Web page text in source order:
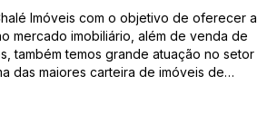
Imóveis com o objetivo de oferecer a
mercado imobiliário, além de venda de
também temos grande atuação no setor
das maiores carteira de imóveis de